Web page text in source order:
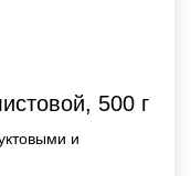
500 г
и